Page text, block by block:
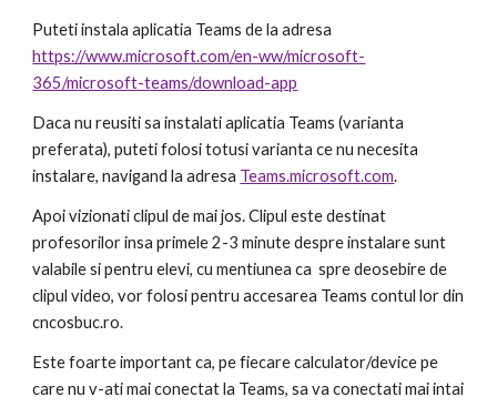
https://www.microsoft.com/en-ww/microsoft-
365/microsoft-teams/download-app
Daca nu reusiti sa instalati aplicatia Teams (varianta
preferata), puteti folosi totusi varianta ce nu necesita
instalare, navigand la adresa Teams.microsoft.com.
Apoi vizionati clipul de mai jos. Clipul este destinat
profesorilor insa primele 2-3 minute despre instalare sunt
valabile si pentru elevi, cu mentiunea ca  spre deosebire de
clipul video, vor folosi pentru accesarea Teams contul lor din
cncosbuc.ro.
Este foarte important ca, pe fiecare calculator/device pe
care nu v-ati mai conectat la Teams, sa va conectati mai intai